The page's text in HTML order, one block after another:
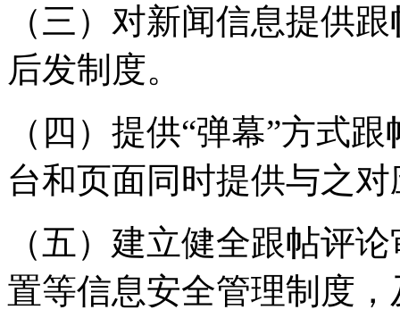
（三）对新闻信息提供
后发制度。
（四）提供“弹幕”方式
台和页面同时提供与之
（五）建立健全跟帖评
置等信息安全管理制度